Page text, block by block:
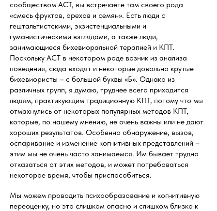
сообществом ACT, вы встречаете там своего рода
«смесь фруктов, орехов и семян». Есть люди с
гештальтистскими, экзистенциальными и
гуманистическими взглядами, а также люди,
занимающиеся бихевиоральной терапией и КПТ.
Поскольку ACT в некотором роде возник из анализа
поведения, сюда входят и некоторые довольно крутые
бихевиористы – с большой буквы «Б». Однако из
различных групп, я думаю, труднее всего приходится
людям, практикующим традиционную КПТ, потому что мы
отмахнулись от некоторых популярных методов КПТ,
которые, по нашему мнению, не очень важны или не дают
хороших результатов. Особенно обнаружение, вызов,
оспаривание и изменение когнитивных представлений –
этим мы не очень часто занимаемся. Им бывает трудно
отказаться от этих методов, и может потребоваться
некоторое время, чтобы приспособиться.
Мы можем проводить психообразование и когнитивную
переоценку, но это слишком опасно и слишком близко к